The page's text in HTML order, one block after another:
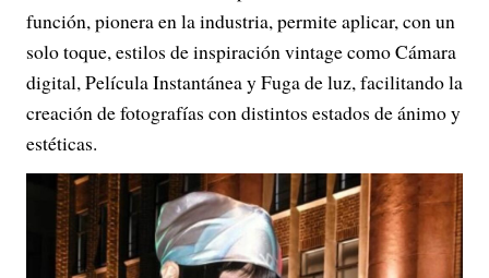
función, pionera en la industria, permite aplicar, con un
solo toque, estilos de inspiración vintage como Cámara
digital, Película Instantánea y Fuga de luz, facilitando la
creación de fotografías con distintos estados de ánimo y
estéticas.